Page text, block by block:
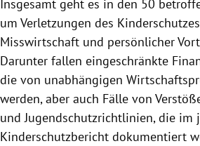
Insgesamt geht es in den 50
um Verletzungen des
Misswirtschaft und persönlicher
Darunter fallen eingeschränkte
die von unabhängigen
werden, aber auch Fälle von
und Jugendschutzrichtlinien, die im
Kinderschutzbericht dokumentiert